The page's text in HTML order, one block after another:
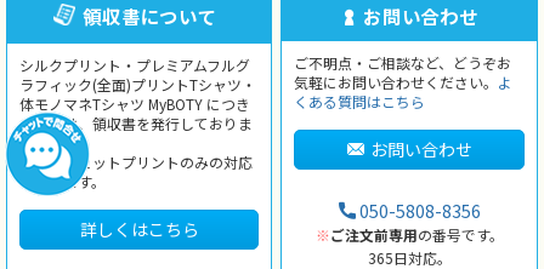
領収書について
シルクプリント・プレミアムフルグ
ラフィック(全面)プリントTシャツ・
体モノマネTシャツ MyBOTY につき
ましては、領収書を発行しておりま
せん。
インクジェットプリントのみの対応
となります。
詳しくはこちら
お問い合わせ
ご不明点・ご相談など、どうぞお
気軽にお問い合わせください。 よ
くある質問はこちら
お問い合わせ
050-5808-8356
※ご注文前専用の番号です。
365日対応。